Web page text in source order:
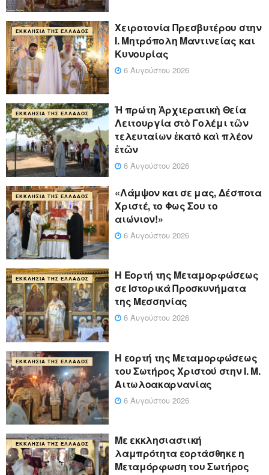
ΕΚΚΛΗΣΊΑ ΤΗΣ ΕΛΛΆΔΟΣ
Xειροτονία Πρεσβυτέρου στην
Ι. Μητρόπολη Μαντινείας και
Κυνουρίας
6 Αυγούστου 2026
ΕΚΚΛΗΣΊΑ ΤΗΣ ΕΛΛΆΔΟΣ
Ἡ πρώτη Ἀρχιερατικὴ Θεία
Λειτουργία στὸ Γολέμι τῶν
τελευταίων ἑκατὸ καὶ πλέον
ἐτῶν
6 Αυγούστου 2026
ΕΚΚΛΗΣΊΑ ΤΗΣ ΕΛΛΆΔΟΣ
«Λάμψον και σε μας, Δέσποτα
Χριστέ, το Φως Σου το
αιώνιον!»
6 Αυγούστου 2026
ΕΚΚΛΗΣΊΑ ΤΗΣ ΕΛΛΆΔΟΣ
Η Εορτή της Μεταμορφώσεως
σε Ιστορικά Προσκυνήματα
της Μεσσηνίας
6 Αυγούστου 2026
ΕΚΚΛΗΣΊΑ ΤΗΣ ΕΛΛΆΔΟΣ
Η εορτή της Μεταμορφώσεως
του Σωτήρος Χριστού στην Ι. Μ.
Αιτωλοακαρνανίας
6 Αυγούστου 2026
ΕΚΚΛΗΣΊΑ ΤΗΣ ΕΛΛΆΔΟΣ
Με εκκλησιαστική
λαμπρότητα εορτάσθηκε η
Μεταμόρφωση του Σωτήρος